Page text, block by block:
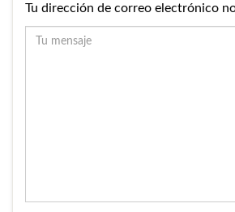
Tu dirección de correo electrónico